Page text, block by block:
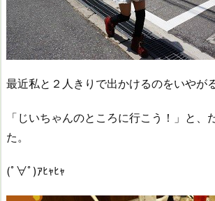
最近私と２人きりで出かけるのをいやがる
「じいちゃんのところに行こう！」と、
た。
(ﾟ∀ﾟ)ｱﾋｬﾋｬ